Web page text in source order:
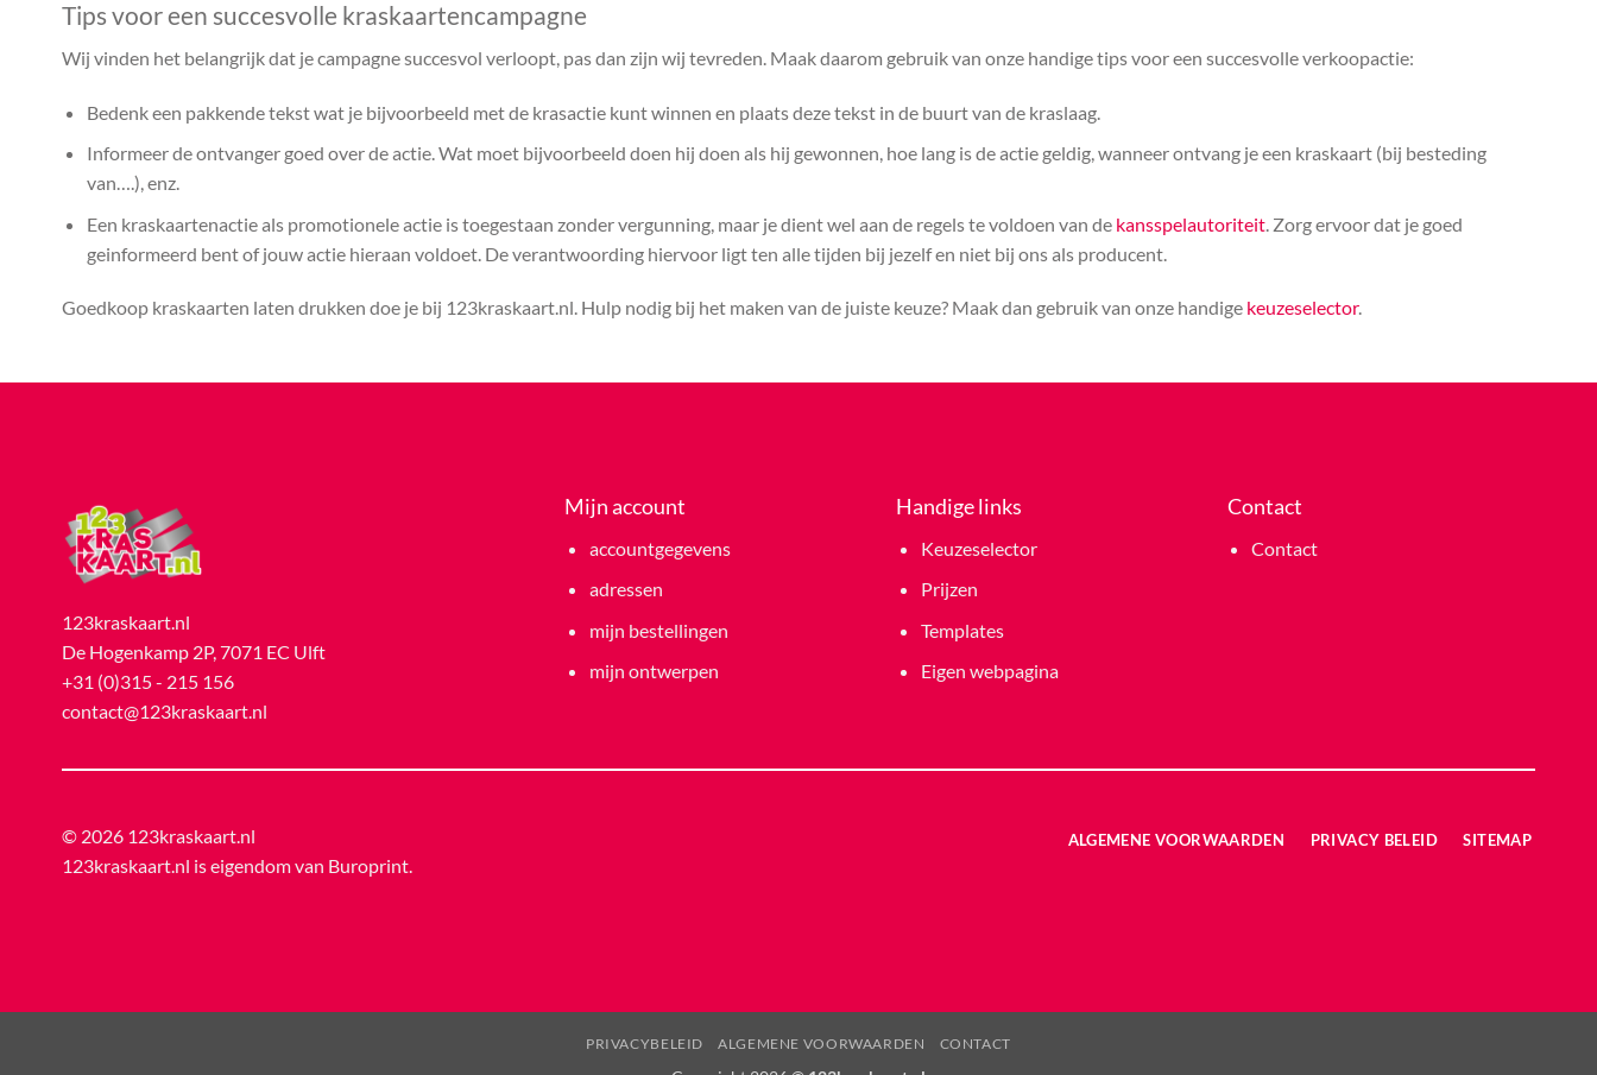
Tips voor een succesvolle kraskaartencampagne
Wij vinden het belangrijk dat je campagne succesvol verloopt, pas dan zijn wij tevreden. Maak daarom gebruik van onze handige tips voor een succesvolle verkoopactie:
Bedenk een pakkende tekst wat je bijvoorbeeld met de krasactie kunt winnen en plaats deze tekst in de buurt van de kraslaag.
Informeer de ontvanger goed over de actie. Wat moet bijvoorbeeld doen hij doen als hij gewonnen, hoe lang is de actie geldig, wanneer ontvang je een kraskaart (bij besteding
van….), enz.
Een kraskaartenactie als promotionele actie is toegestaan zonder vergunning, maar je dient wel aan de regels te voldoen van de kansspelautoriteit. Zorg ervoor dat je goed
geinformeerd bent of jouw actie hieraan voldoet. De verantwoording hiervoor ligt ten alle tijden bij jezelf en niet bij ons als producent.
Goedkoop kraskaarten laten drukken doe je bij 123kraskaart.nl. Hulp nodig bij het maken van de juiste keuze? Maak dan gebruik van onze handige keuzeselector.
123kraskaart.nl
De Hogenkamp 2P, 7071 EC Ulft
+31 (0)315 - 215 156
contact@123kraskaart.nl
Mijn account
accountgegevens
adressen
mijn bestellingen
mijn ontwerpen
Handige links
Keuzeselector
Prijzen
Templates
Eigen webpagina
Contact
Contact
© 2026 123kraskaart.nl
123kraskaart.nl is eigendom van Buroprint.
ALGEMENE VOORWAARDEN PRIVACY BELEID SITEMAP
PRIVACYBELEID ALGEMENE VOORWAARDEN CONTACT